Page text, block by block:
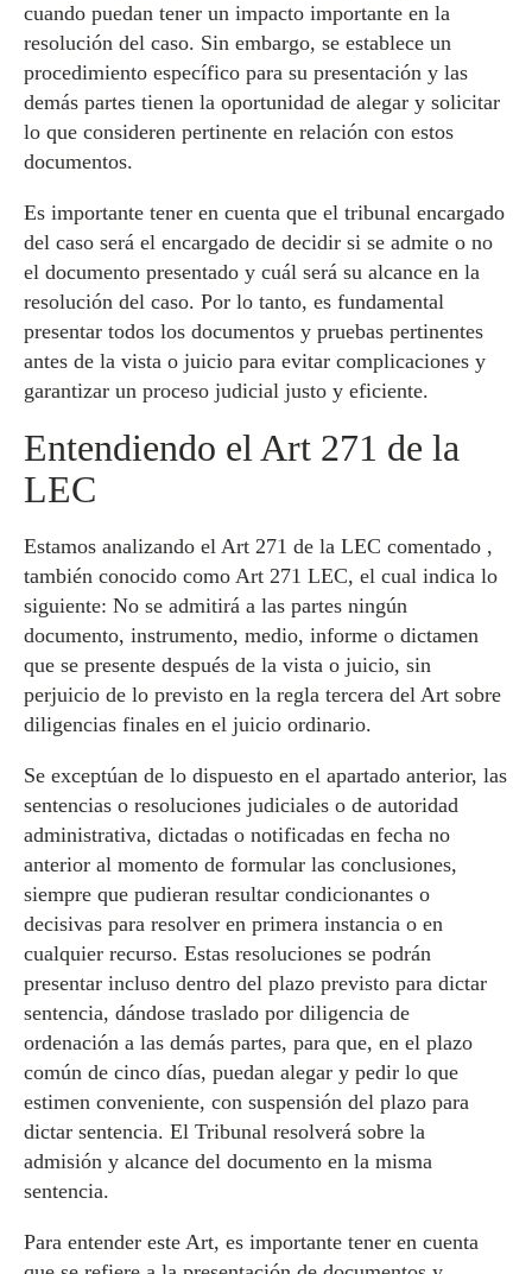
cuando puedan tener un impacto importante en la
resolución del caso. Sin embargo, se establece un
procedimiento específico para su presentación y las
demás partes tienen la oportunidad de alegar y solicitar
lo que consideren pertinente en relación con estos
documentos.
Es importante tener en cuenta que el tribunal encargado
del caso será el encargado de decidir si se admite o no
el documento presentado y cuál será su alcance en la
resolución del caso. Por lo tanto, es fundamental
presentar todos los documentos y pruebas pertinentes
antes de la vista o juicio para evitar complicaciones y
garantizar un proceso judicial justo y eficiente.
Entendiendo el Art 271 de la
LEC
Estamos analizando el Art 271 de la LEC comentado ,
también conocido como Art 271 LEC, el cual indica lo
siguiente: No se admitirá a las partes ningún
documento, instrumento, medio, informe o dictamen
que se presente después de la vista o juicio, sin
perjuicio de lo previsto en la regla tercera del Art sobre
diligencias finales en el juicio ordinario.
Se exceptúan de lo dispuesto en el apartado anterior, las
sentencias o resoluciones judiciales o de autoridad
administrativa, dictadas o notificadas en fecha no
anterior al momento de formular las conclusiones,
siempre que pudieran resultar condicionantes o
decisivas para resolver en primera instancia o en
cualquier recurso. Estas resoluciones se podrán
presentar incluso dentro del plazo previsto para dictar
sentencia, dándose traslado por diligencia de
ordenación a las demás partes, para que, en el plazo
común de cinco días, puedan alegar y pedir lo que
estimen conveniente, con suspensión del plazo para
dictar sentencia. El Tribunal resolverá sobre la
admisión y alcance del documento en la misma
sentencia.
Para entender este Art, es importante tener en cuenta